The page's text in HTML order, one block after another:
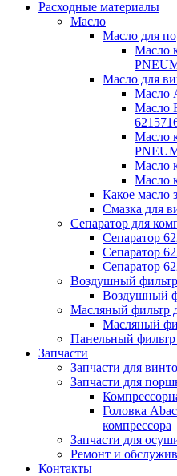
Расходные материалы
Масло
Масло для
Масло
Масло для
Масло
Масло
Масло
Масло
Масло
Какое масло
Смазка для
Сепаратор для
Сепаратор
Сепаратор
Сепаратор
Воздушный фильтр
Воздушный
Масляный фильтр
Масляный
Панельный фильтр
Запчасти
Запчасти для
Запчасти для
Головка
компрессора
Запчасти для
Ремонт и
Контакты